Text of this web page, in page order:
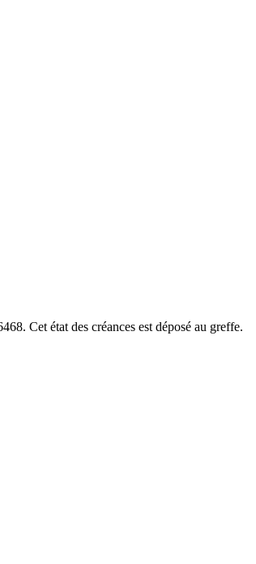
Cet état des créances est déposé au greffe.